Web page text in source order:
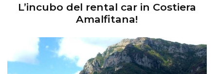
L’incubo del rental car in Costiera
Amalfitana!